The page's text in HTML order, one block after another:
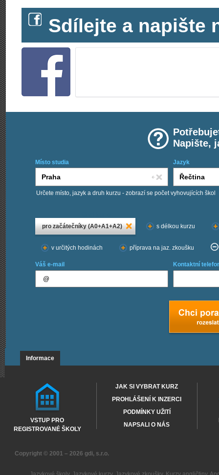
Sdílejte a napište
Napište,
Místo studia Jazyk
Určete místo, jazyk a druh kurzu - zobrazí se počet vyhovujících škol
pro začátečníky (A0+A1+A2)
s délkou kurzu
v určitých hodinách příprava na jaz. zkoušku
Váš e-mail Kontaktní
Informace
VSTUP PRO
REGISTROVANÉ ŠKOLY
JAK SI VYBRAT KURZ
PROHLÁŠENÍ K INZERCI
PODMÍNKY UŽITÍ
NAPSALI O NÁS
Copyright © 2001 – 2026 gdi, s.r.o.